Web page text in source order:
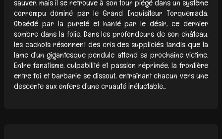
sauver, mais il se retrouve à son tour piégé dans un système
corrompu dominé par le Grand Inquisiteur Torquemada.
Obsédé par la pureté et hanté par le désir, ce dernier
sombre dans la folie. Dans les profondeurs de son château,
les cachots résonnent des cris des suppliciés tandis que la
lame d’un gigantesque pendule attend sa prochaine victime.
Entre fanatisme, culpabilité et passion réprimée, la frontière
entre foi et barbarie se dissout, entraînant chacun vers une
descente aux enfers d’une cruauté inéluctable...